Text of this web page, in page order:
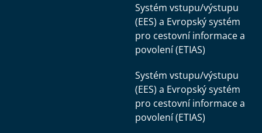
Systém vstupu/výstupu
(EES) a Evropský systém
pro cestovní informace a
povolení (ETIAS)
Systém vstupu/výstupu
(EES) a Evropský systém
pro cestovní informace a
povolení (ETIAS)